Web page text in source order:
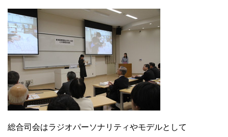
総合司会はラジオパーソナリティやモデルとして